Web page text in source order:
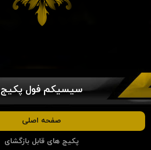
سیسیکم فول پکیج
صفحه اصلی
پکیج های قابل بازگشای